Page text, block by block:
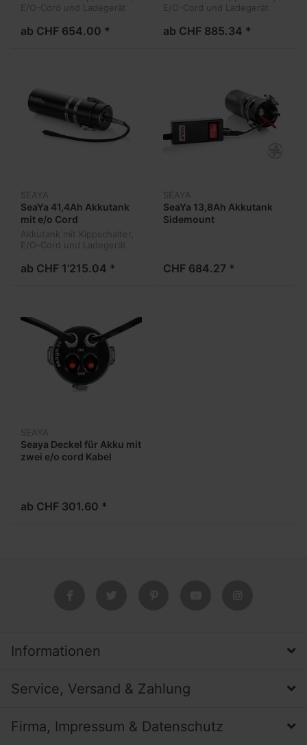
E/O-Cord und Ladegerät
ab CHF 654.00 *
E/O-Cord und Ladegerät
ab CHF 885.34 *
SEAYA
SeaYa 41,4Ah Akkutank
mit e/o Cord
Akkutank mit Kippschalter,
E/O-Cord und Ladegerät
ab CHF 1’215.04 *
SEAYA
SeaYa 13,8Ah Akkutank
Sidemount
CHF 684.27 *
SEAYA
Seaya Deckel für Akku mit
zwei e/o cord Kabel
ab CHF 301.60 *
Informationen
Service, Versand & Zahlung
Firma, Impressum & Datenschutz